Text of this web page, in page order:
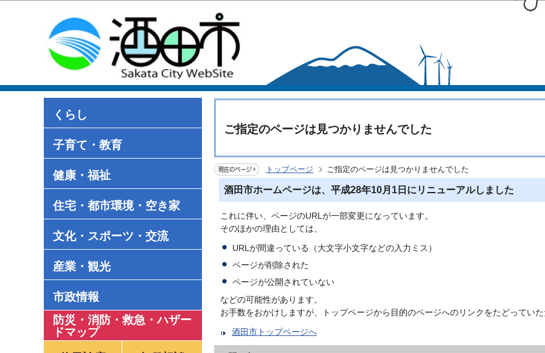
くらし
子育て・教育
健康・福祉
住宅・都市環境・空き家
文化・スポーツ・交流
産業・観光
市政情報
防災・消防・救急 ・ハザー
ドマップ
ご指定のページは見つかりませんでした
トップページ ご指定のページは見つかりませんでした
酒田市ホームページは、平成28年10月1日にリニューアルしました
これに伴い、ページのURLが一部変更になっています。
そのほかの理由としては、
URLが間違っている（大文字小文字などの入力ミス）
ページが削除された
ページが公開されていない
などの可能性があります。
お手数をおかけしますが、トップページから目的のページへのリンクをたどっていた
酒田市トップページへ